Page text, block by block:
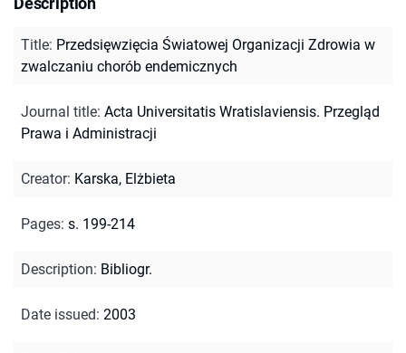
Title: Przedsięwzięcia Światowej Organizacji Zdrowia w
zwalczaniu chorób endemicznych
Journal title: Acta Universitatis Wratislaviensis. Przegląd
Prawa i Administracji
Creator: Karska, Elżbieta
Pages: s. 199-214
Description: Bibliogr.
Date issued: 2003